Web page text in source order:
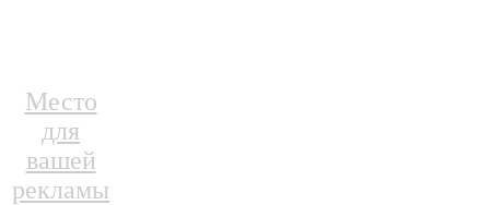
Место
для
вашей
рекламы